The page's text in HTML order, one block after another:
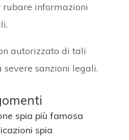
informazioni
autorizzato di tali
sanzioni legali.
spia più famosa
spia